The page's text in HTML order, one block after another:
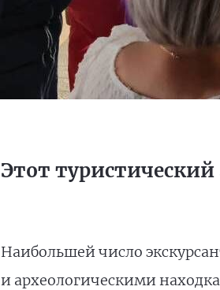
Этот
Наибольшей число
и археологическими